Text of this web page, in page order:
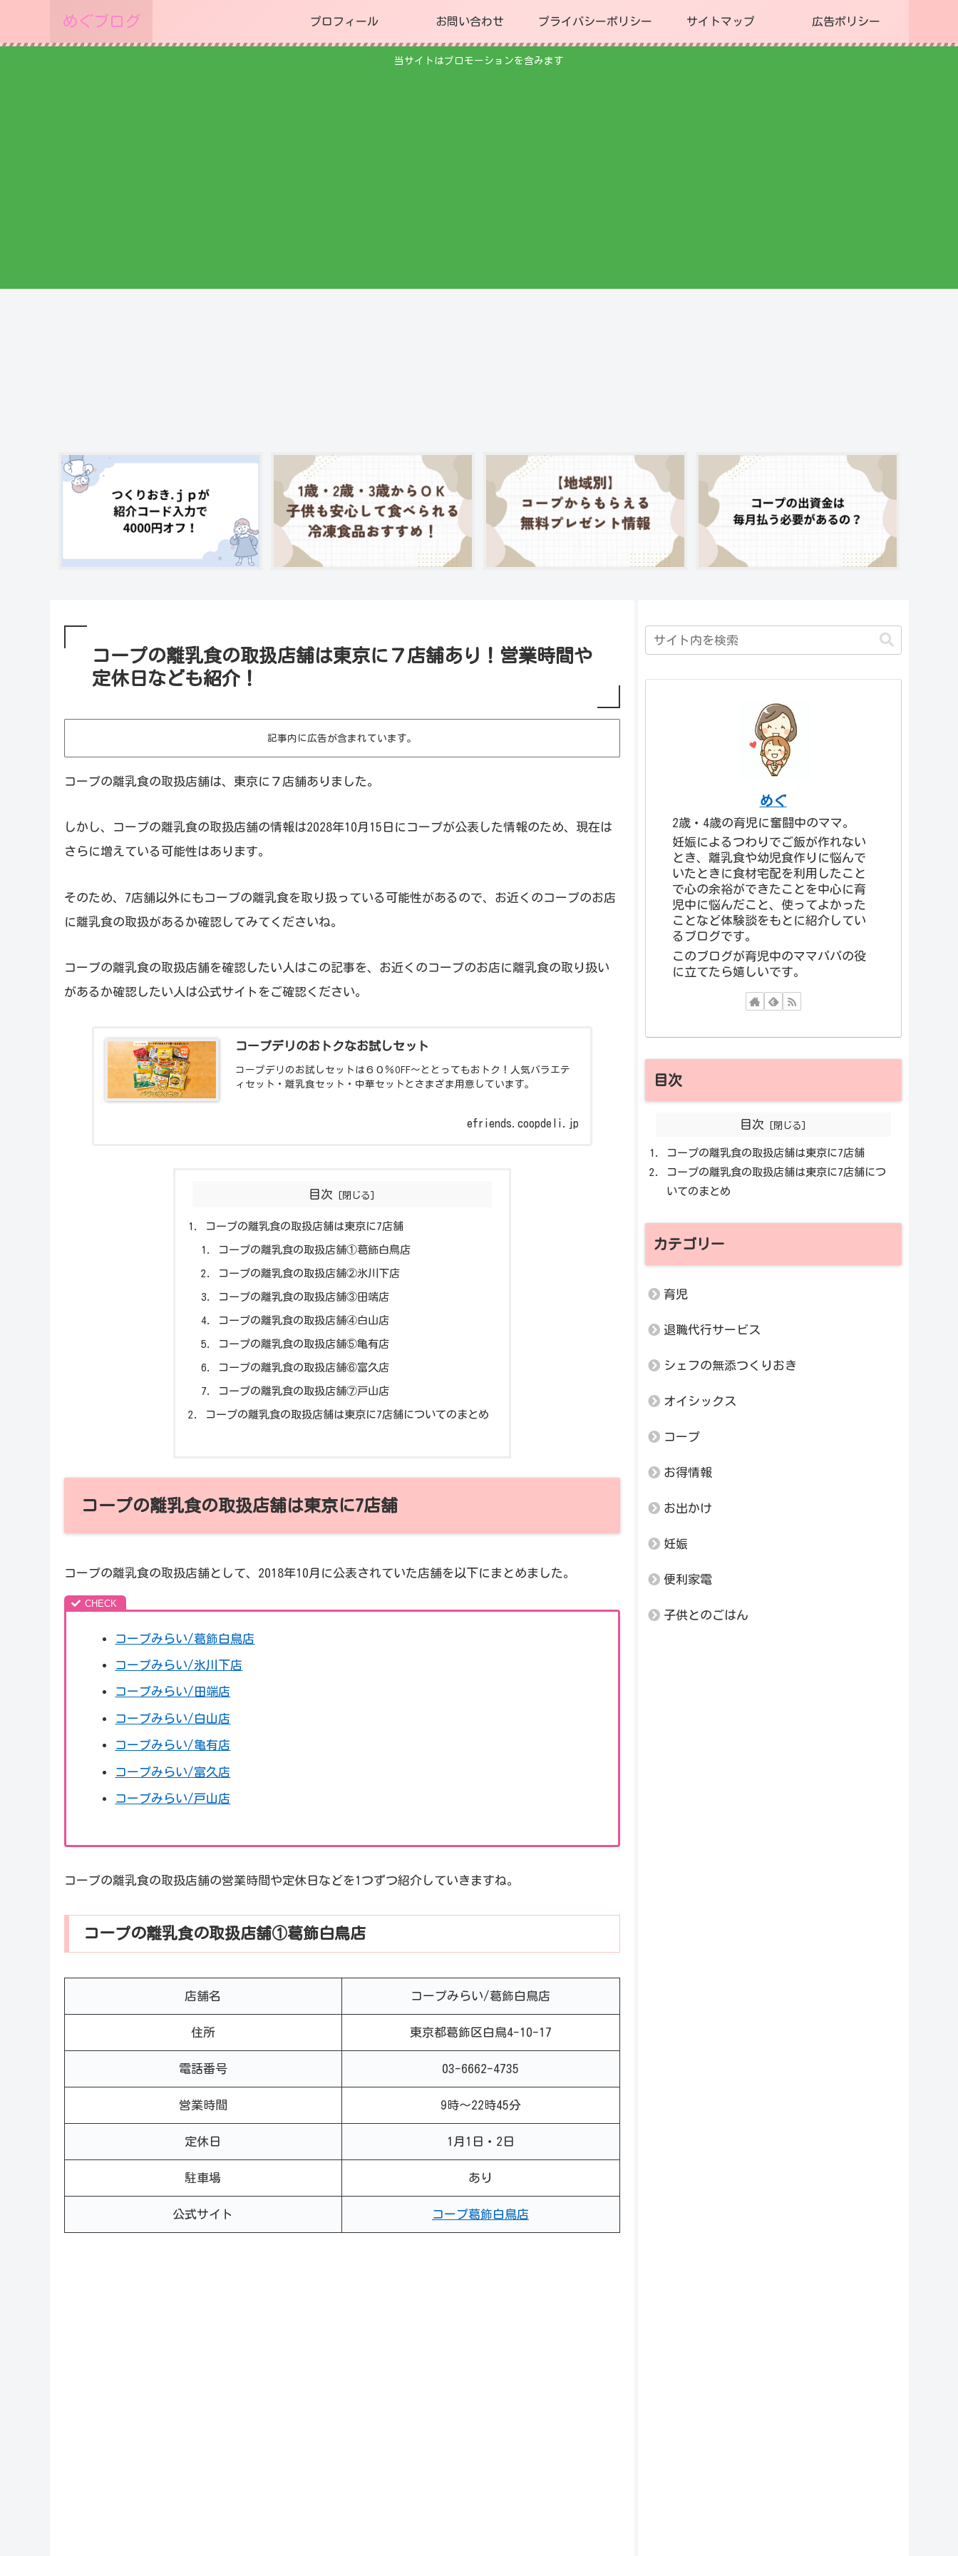
めぐブログ プロフィール お問い合わせ プライバシーポリシー サイトマップ 広告ポリシー
当サイトはプロモーションを含みます
コープの離乳食の取扱店舗は東京に７店舗あり！営業時間や
定休日なども紹介！
記事内に広告が含まれています。
コープの離乳食の取扱店舗は、東京に７店舗ありました。
しかし、コープの離乳食の取扱店舗の情報は2028年10月15日にコープが公表した情報のため、現在は
さらに増えている可能性はあります。
そのため、7店舗以外にもコープの離乳食を取り扱っている可能性があるので、お近くのコープのお店
に離乳食の取扱があるか確認してみてくださいね。
コープの離乳食の取扱店舗を確認したい人はこの記事を、お近くのコープのお店に離乳食の取り扱い
があるか確認したい人は公式サイトをご確認ください。
コープデリのおトクなお試しセット
コープデリのお試しセットは６０％OFF～ととってもおトク！人気バラエテ
ィセット・離乳食セット・中華セットとさまざま用意しています。
efriends.coopdeli.jp
目次
コープの離乳食の取扱店舗は東京に7店舗
コープの離乳食の取扱店舗①葛飾白鳥店
コープの離乳食の取扱店舗②氷川下店
コープの離乳食の取扱店舗③田端店
コープの離乳食の取扱店舗④白山店
コープの離乳食の取扱店舗⑤亀有店
コープの離乳食の取扱店舗⑥富久店
コープの離乳食の取扱店舗⑦戸山店
コープの離乳食の取扱店舗は東京に7店舗についてのまとめ
コープの離乳食の取扱店舗は東京に7店舗
コープの離乳食の取扱店舗として、2018年10月に公表されていた店舗を以下にまとめました。
コープみらい/葛飾白鳥店
コープみらい/氷川下店
コープみらい/田端店
コープみらい/白山店
コープみらい/亀有店
コープみらい/富久店
コープみらい/戸山店
コープの離乳食の取扱店舗の営業時間や定休日などを1つずつ紹介していきますね。
コープの離乳食の取扱店舗①葛飾白鳥店
店舗名 コープみらい/葛飾白鳥店
住所 東京都葛飾区白鳥4-10-17
電話番号 03-6662-4735
営業時間 9時～22時45分
定休日 1月1日・2日
駐車場 あり
公式サイト コープ葛飾白鳥店
めぐ
2歳・4歳の育児に奮闘中のママ。
妊娠によるつわりでご飯が作れない
とき、離乳食や幼児食作りに悩んで
いたときに食材宅配を利用したこと
で心の余裕ができたことを中心に育
児中に悩んだこと、使ってよかった
ことなど体験談をもとに紹介してい
るブログです。
このブログが育児中のママパパの役
に立てたら嬉しいです。
目次
目次
コープの離乳食の取扱店舗は東京に7店舗
コープの離乳食の取扱店舗は東京に7店舗につ
いてのまとめ
カテゴリー
育児
退職代行サービス
シェフの無添つくりおき
オイシックス
コープ
お得情報
お出かけ
妊娠
便利家電
子供とのごはん